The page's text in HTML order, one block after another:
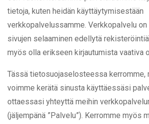
tietoja, kuten heidän käyttäytymisestään
verkkopalvelussamme. Verkkopalvelu
sivujen selaaminen edellytä
myös olla erikseen kirjautumista vaativa
Tässä tietosuojaselosteessa kerromme,
voimme kerätä sinusta käyttäessäsi
ottaessasi yhteyttä meihin
(jäljempänä ”Palvelu”). Kerromme myös